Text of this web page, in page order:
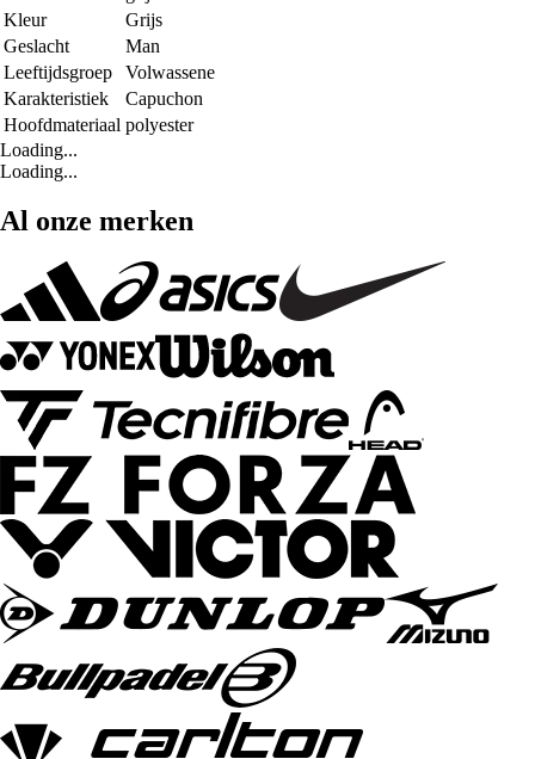
Kleur
Grijs
Geslacht
Man
Leeftijdsgroep
Volwassene
Karakteristiek
Capuchon
Hoofdmateriaal polyester
Loading...
Loading...
Al onze merken